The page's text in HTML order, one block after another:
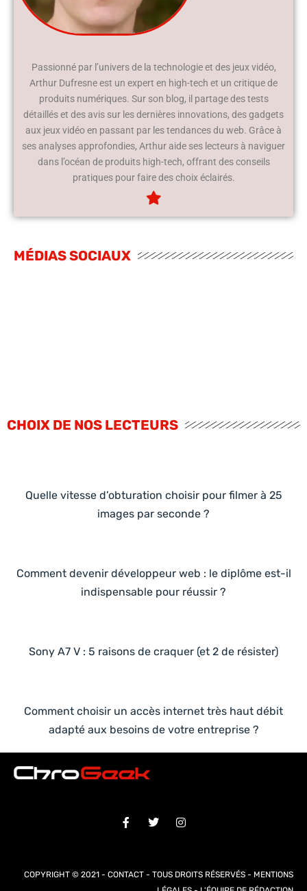
Passionné par l’univers de la technologie et des jeux vidéo,
Arthur Dufresne est un expert en high-tech et un critique de
produits numériques. Sur son blog, il partage des tests
détaillés et des avis sur les dernières innovations, des gadgets
aux jeux vidéo en passant par les tendances du web. Grâce à
ses analyses approfondies, Arthur aide ses lecteurs à naviguer
dans l’océan de produits high-tech, offrant des conseils
pratiques pour faire des choix éclairés.
MÉDIAS SOCIAUX
CHOIX DE NOS LECTEURS
Quelle vitesse d’obturation choisir pour filmer à 25
images par seconde ?
Comment devenir développeur web : le diplôme est-il
indispensable pour réussir ?
Sony A7 V : 5 raisons de craquer (et 2 de résister)
Comment choisir un accès internet très haut débit
adapté aux besoins de votre entreprise ?
COPYRIGHT © 2021 - CONTACT - TOUS DROITS RÉSERVÉS - MENTIONS